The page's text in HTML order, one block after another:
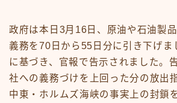
政府は本日3月16日、原油や石油製
義務を70日から55日分に引き下げま
に基づき、官報で告示されました。
社への義務づけを上回った分の放出
中東・ホルムズ海峡の事実上の封鎖